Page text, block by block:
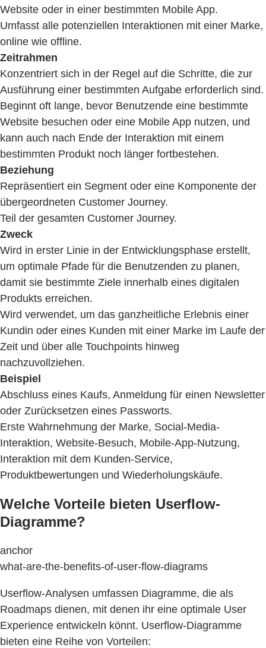
Website oder in einer bestimmten Mobile App.
Umfasst alle potenziellen Interaktionen mit einer Marke,
online wie offline.
Zeitrahmen
Konzentriert sich in der Regel auf die Schritte, die zur
Ausführung einer bestimmten Aufgabe erforderlich sind.
Beginnt oft lange, bevor Benutzende eine bestimmte
Website besuchen oder eine Mobile App nutzen, und
kann auch nach Ende der Interaktion mit einem
bestimmten Produkt noch länger fortbestehen.
Beziehung
Repräsentiert ein Segment oder eine Komponente der
übergeordneten Customer Journey.
Teil der gesamten Customer Journey.
Zweck
Wird in erster Linie in der Entwicklungsphase erstellt,
um optimale Pfade für die Benutzenden zu planen,
damit sie bestimmte Ziele innerhalb eines digitalen
Produkts erreichen.
Wird verwendet, um das ganzheitliche Erlebnis einer
Kundin oder eines Kunden mit einer Marke im Laufe der
Zeit und über alle Touchpoints hinweg
nachzuvollziehen.
Beispiel
Abschluss eines Kaufs, Anmeldung für einen Newsletter
oder Zurücksetzen eines Passworts.
Erste Wahrnehmung der Marke, Social-Media-
Interaktion, Website-Besuch, Mobile-App-Nutzung,
Interaktion mit dem Kunden-Service,
Produktbewertungen und Wiederholungskäufe.
Welche Vorteile bieten Userflow-
Diagramme?
anchor
what-are-the-benefits-of-user-flow-diagrams
Userflow-Analysen umfassen Diagramme, die als
Roadmaps dienen, mit denen ihr eine optimale User
Experience entwickeln könnt. Userflow-Diagramme
bieten eine Reihe von Vorteilen: